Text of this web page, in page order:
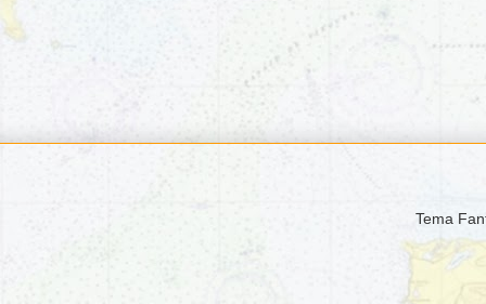
Tema